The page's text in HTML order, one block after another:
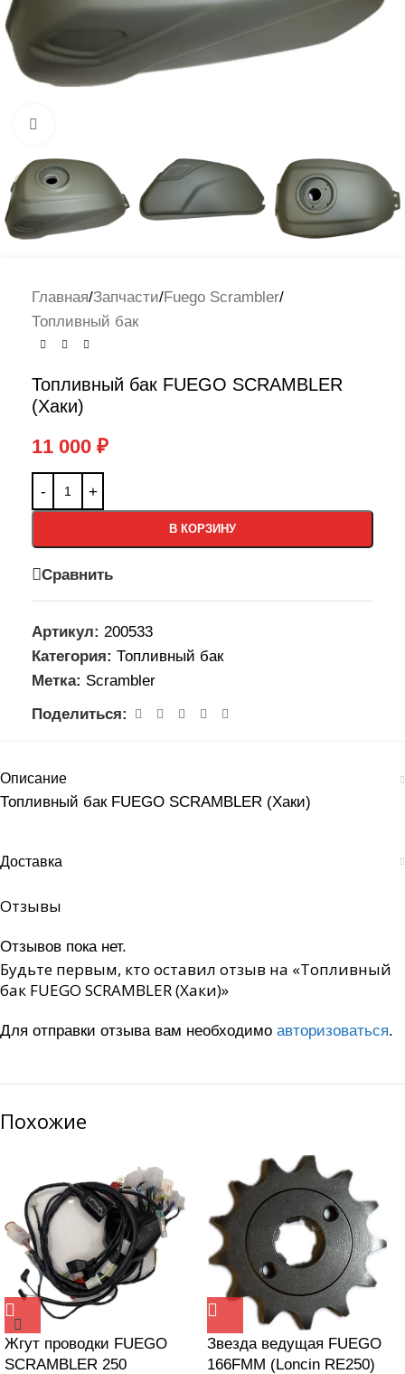
Главная/Запчасти/Fuego Scrambler/
Топливный бак
Топливный бак FUEGO SCRAMBLER
(Хаки)
11 000 ₽
В КОРЗИНУ
Сравнить
Артикул: 200533
Категория: Топливный бак
Метка: Scrambler
Поделиться:
Описание
Топливный бак FUEGO SCRAMBLER (Хаки)
Доставка
Отзывы
Отзывов пока нет.
Будьте первым, кто оставил отзыв на «Топливный
бак FUEGO SCRAMBLER (Хаки)»
Для отправки отзыва вам необходимо авторизоваться.
Похожие
Жгут проводки FUEGO
SCRAMBLER 250
Звезда ведущая FUEGO
166FMM (Loncin RE250)